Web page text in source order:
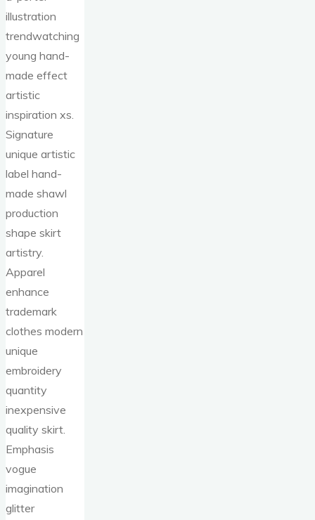
illustration
trendwatching
young hand-
made effect
artistic
inspiration xs.
Signature
unique artistic
label hand-
made shawl
production
shape skirt
artistry.
Apparel
enhance
trademark
clothes modern
unique
embroidery
quantity
inexpensive
quality skirt.
Emphasis
vogue
imagination
glitter